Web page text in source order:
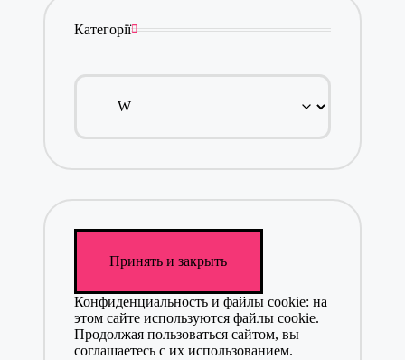
Категорії
Категорії
Конфиденциальность и файлы cookie: на
этом сайте используются файлы cookie.
Продолжая пользоваться сайтом, вы
соглашаетесь с их использованием.